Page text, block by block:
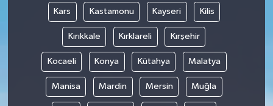
Kars Kastamonu Kayseri Kilis
Kırıkkale Kırklareli Kırşehir
Kocaeli Konya Kütahya Malatya
Manisa Mardin Mersin Muğla